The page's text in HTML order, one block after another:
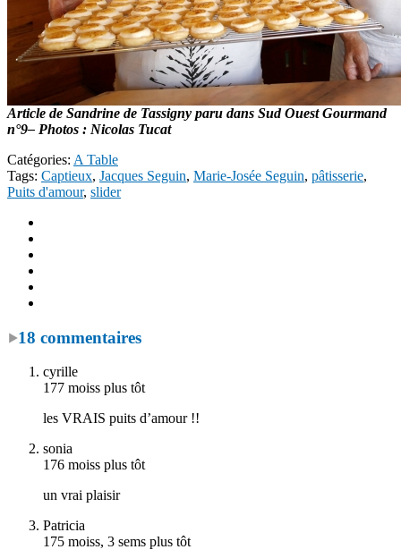
Article de Sandrine de Tassigny paru dans Sud Ouest Gourmand
n°9– Photos : Nicolas Tucat
Catégories: A Table
Tags: Captieux, Jacques Seguin, Marie-Josée Seguin, pâtisserie,
Puits d'amour, slider
18 commentaires
cyrille
177 moiss plus tôt
les VRAIS puits d’amour !!
sonia
176 moiss plus tôt
un vrai plaisir
Patricia
175 moiss, 3 sems plus tôt